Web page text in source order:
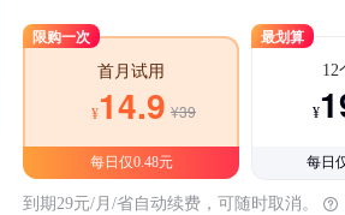
限购一次
首月试用
¥14.9 ¥39
每日仅0.48元
最划算
12
¥
每日
到期29元/月/省自动续费，可随时取消。